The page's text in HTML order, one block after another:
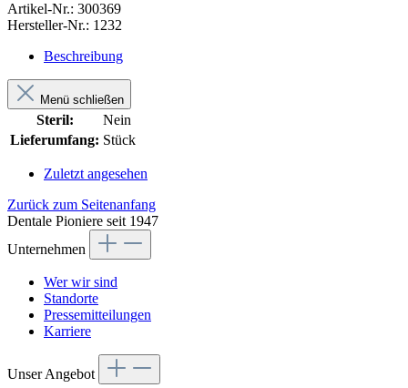
Artikel-Nr.: 300369
Hersteller-Nr.: 1232
Beschreibung
Menü schließen
Steril:
Nein
Lieferumfang: Stück
Zuletzt angesehen
Zurück zum Seitenanfang
Dentale Pioniere seit 1947
Unternehmen
Wer wir sind
Standorte
Pressemitteilungen
Karriere
Unser Angebot